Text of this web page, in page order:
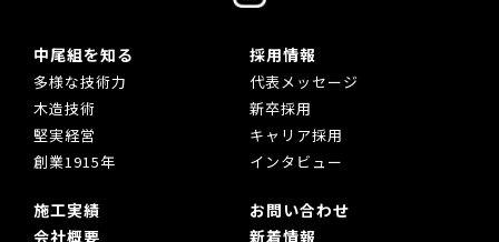
中尾組を知る
多様な技術力
木造技術
堅実経営
創業1915年
採用情報
代表メッセージ
新卒採用
キャリア採用
インタビュー
施工実績
会社概要
お問い合わせ
新着情報